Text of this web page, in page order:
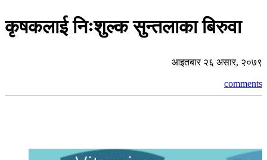
कृषकलाई निःशुल्क सुन्तलाका बिरुवा
आइतबार २६ असार, २०७९
comments